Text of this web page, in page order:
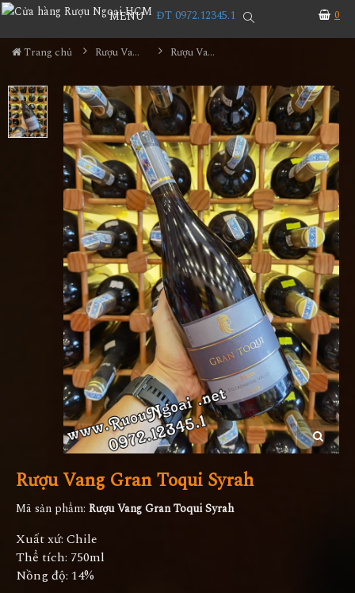
0
MENU ĐT 0972.12345.1
Trang chủ Rượu Vang Rượu Vang Gran Toqui Syrah
Rượu Vang Gran Toqui Syrah
Mã sản phẩm: Rượu Vang Gran Toqui Syrah
Xuất xứ: Chile
Thể tích: 750ml
Nồng độ: 14%